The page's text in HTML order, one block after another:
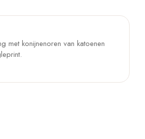
met konijnenoren van katoenen